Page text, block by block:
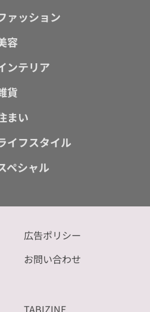
ァッション
容
ンテリア
貨
まい
イフスタイル
ペシャル
広告ポリシー
お問い合わせ